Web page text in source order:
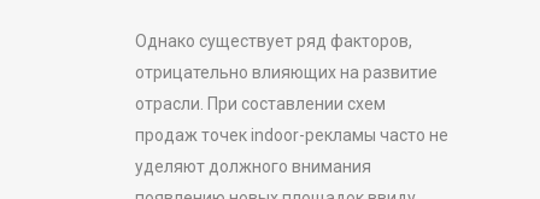
Однако существует ряд факторов,
отрицательно влияющих на развитие
отрасли. При составлении схем
продаж точек indoor-рекламы часто не
уделяют должного внимания